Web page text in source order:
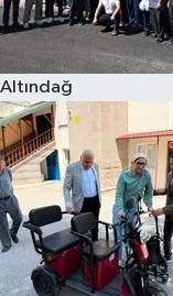
Altındağ